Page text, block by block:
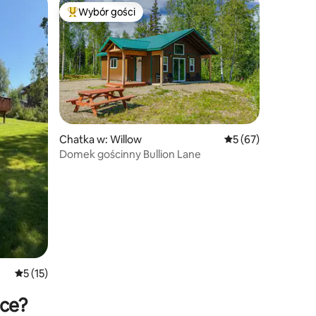
gości
Średnia ocena: 5 na 5, liczba recenzji: 15
5 (15)
Najpopularniejsze z kategorii Wybór gości
Wybór gości
Chatka w: Willow Średnia ocena: 5
5 (67)
Domek gościnny Bullion Lane